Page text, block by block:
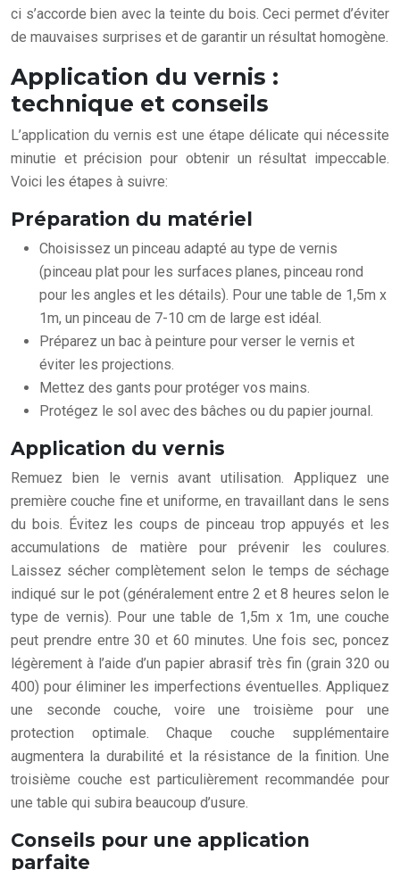
ci s’accorde bien avec la teinte du bois. Ceci permet d’éviter
de mauvaises surprises et de garantir un résultat homogène.
Application du vernis :
technique et conseils
L’application du vernis est une étape délicate qui nécessite
minutie et précision pour obtenir un résultat impeccable.
Voici les étapes à suivre:
Préparation du matériel
Choisissez un pinceau adapté au type de vernis
(pinceau plat pour les surfaces planes, pinceau rond
pour les angles et les détails). Pour une table de 1,5m x
1m, un pinceau de 7-10 cm de large est idéal.
Préparez un bac à peinture pour verser le vernis et
éviter les projections.
Mettez des gants pour protéger vos mains.
Protégez le sol avec des bâches ou du papier journal.
Application du vernis
Remuez bien le vernis avant utilisation. Appliquez une
première couche fine et uniforme, en travaillant dans le sens
du bois. Évitez les coups de pinceau trop appuyés et les
accumulations de matière pour prévenir les coulures.
Laissez sécher complètement selon le temps de séchage
indiqué sur le pot (généralement entre 2 et 8 heures selon le
type de vernis). Pour une table de 1,5m x 1m, une couche
peut prendre entre 30 et 60 minutes. Une fois sec, poncez
légèrement à l’aide d’un papier abrasif très fin (grain 320 ou
400) pour éliminer les imperfections éventuelles. Appliquez
une seconde couche, voire une troisième pour une
protection optimale. Chaque couche supplémentaire
augmentera la durabilité et la résistance de la finition. Une
troisième couche est particulièrement recommandée pour
une table qui subira beaucoup d’usure.
Conseils pour une application
parfaite